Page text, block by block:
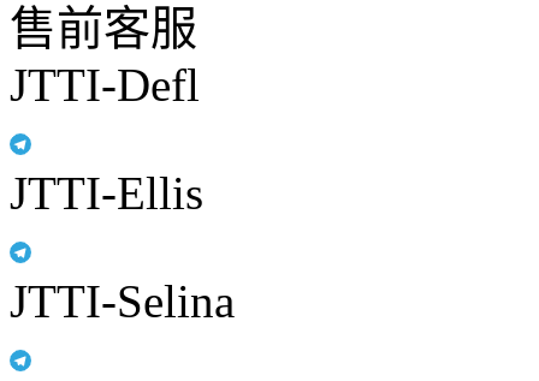
售前客服
JTTI-Defl
JTTI-Ellis
JTTI-Selina